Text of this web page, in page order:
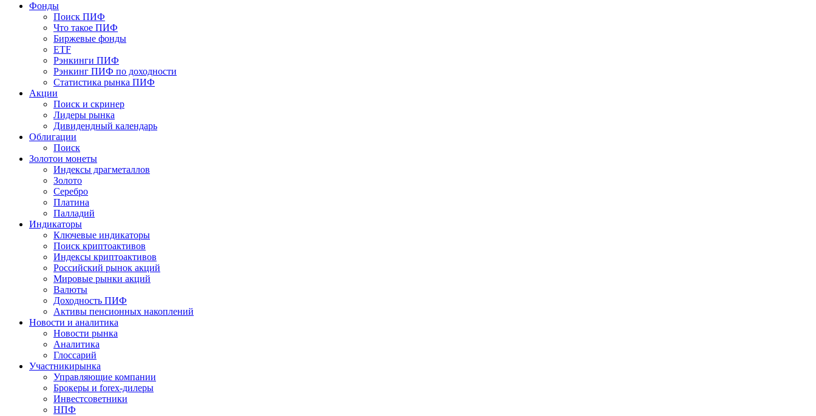
Фонды
Поиск ПИФ
Что такое ПИФ
Биржевые фонды
ETF
Рэнкинги ПИФ
Рэнкинг ПИФ по доходности
Статистика рынка ПИФ
Акции
Поиск и скринер
Лидеры рынка
Дивидендный календарь
Облигации
Поиск
Золотои монеты
Индексы драгметаллов
Золото
Серебро
Платина
Палладий
Индикаторы
Ключевые индикаторы
Поиск криптоактивов
Индексы криптоактивов
Российский рынок акций
Мировые рынки акций
Валюты
Доходность ПИФ
Активы пенсионных накоплений
Новости и аналитика
Новости рынка
Аналитика
Глоссарий
Участникирынка
Управляющие компании
Брокеры и forex-дилеры
Инвестсоветники
НПФ